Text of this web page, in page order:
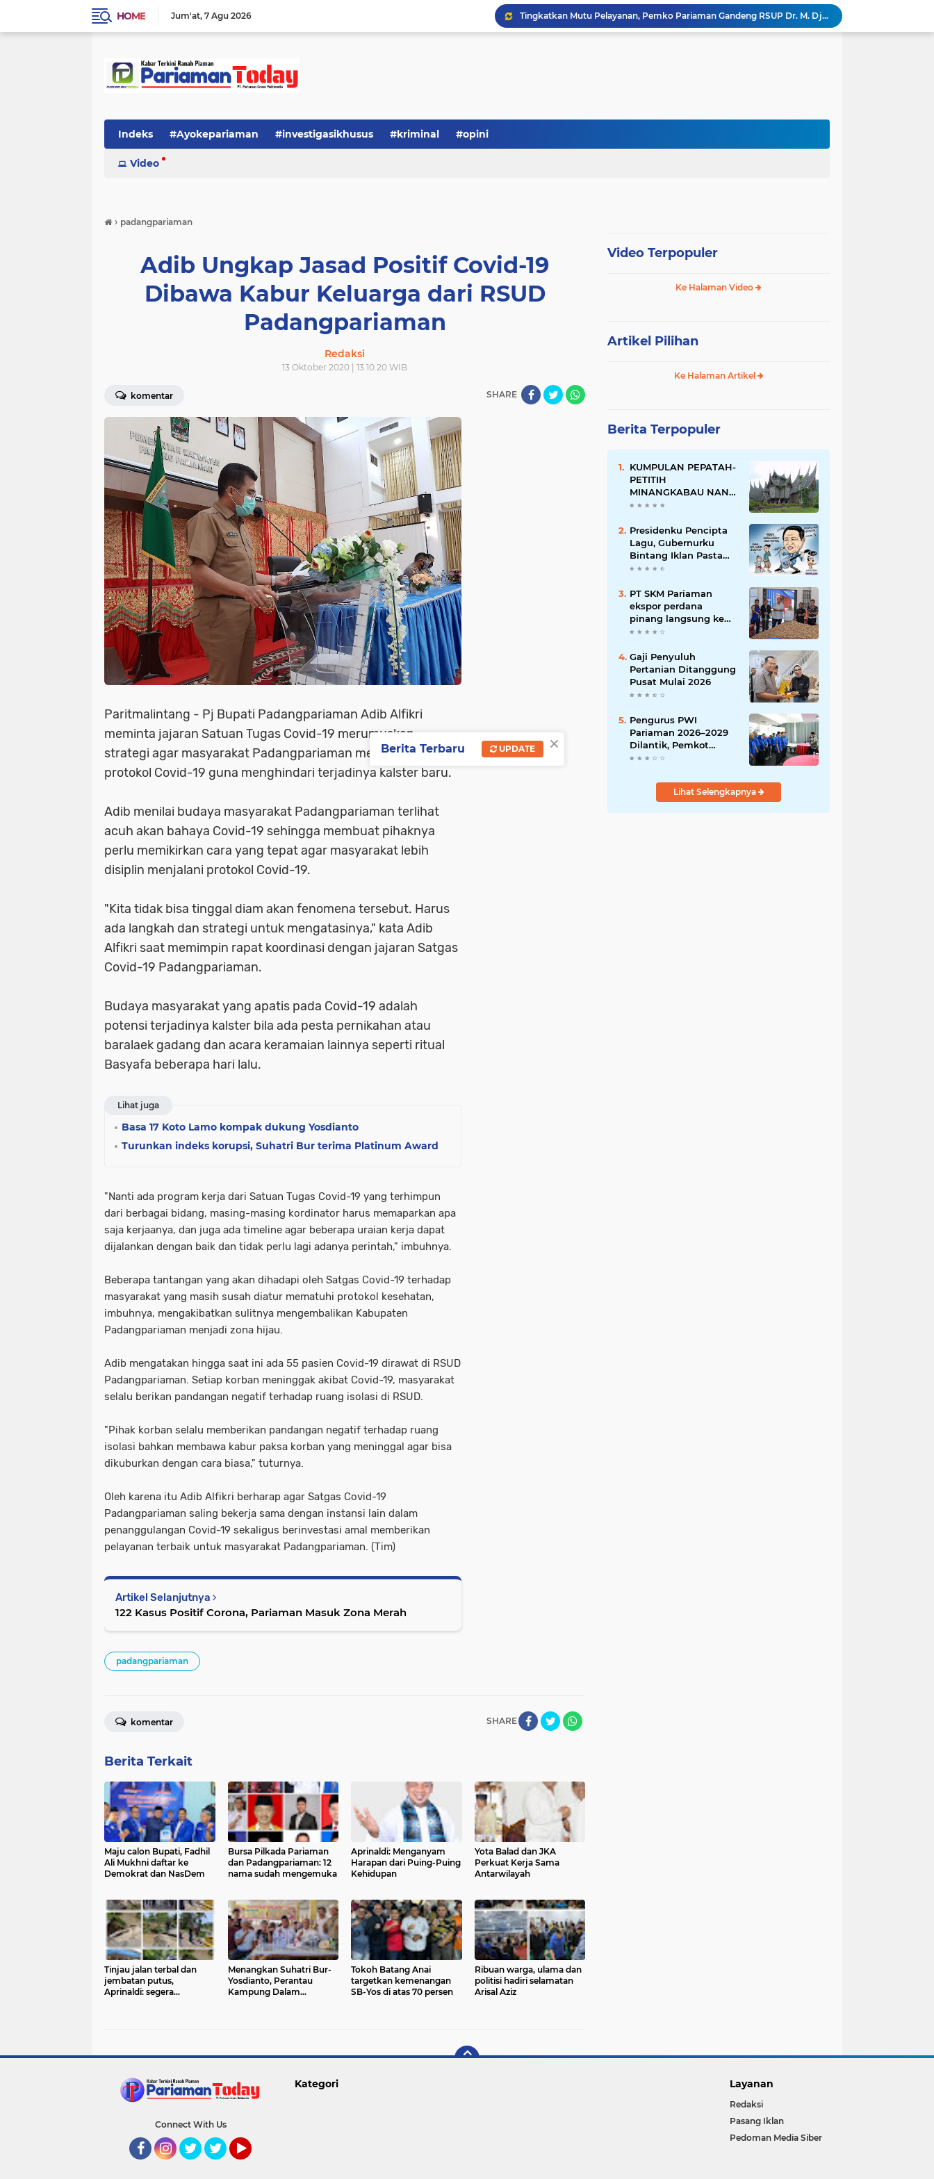
HOME Jum'at 7 Agu 2026
Tingkatkan Mutu Pelayanan, Pemko Pariaman Gandeng RSUP Dr. M. Djamil Padang
Serba-serbi: Tokoh Publik, Citra Publik
Pisah Sambut Kapolres, Yota Balad Tekankan Pentingnya Sinergi Jaga Kondusivitas Daerah
Indeks #Ayokepariaman #investigasikhusus #kriminal #opini
Video
› padangpariaman
Adib Ungkap Jasad Positif Covid-19
Dibawa Kabur Keluarga dari RSUD
Padangpariaman
Redaksi
13 Oktober 2020 | 13.10.20 WIB
komentar SHARE
Paritmalintang - Pj Bupati Padangpariaman Adib Alfikri
meminta jajaran Satuan Tugas Covid-19 merumuskan
strategi agar masyarakat Padangpariaman mematuhi
protokol Covid-19 guna menghindari terjadinya kalster baru.
Adib menilai budaya masyarakat Padangpariaman terlihat
acuh akan bahaya Covid-19 sehingga membuat pihaknya
perlu memikirkan cara yang tepat agar masyarakat lebih
disiplin menjalani protokol Covid-19.
"Kita tidak bisa tinggal diam akan fenomena tersebut. Harus
ada langkah dan strategi untuk mengatasinya," kata Adib
Alfikri saat memimpin rapat koordinasi dengan jajaran Satgas
Covid-19 Padangpariaman.
Budaya masyarakat yang apatis pada Covid-19 adalah
potensi terjadinya kalster bila ada pesta pernikahan atau
baralaek gadang dan acara keramaian lainnya seperti ritual
Basyafa beberapa hari lalu.
Lihat juga
Basa 17 Koto Lamo kompak dukung Yosdianto
Turunkan indeks korupsi, Suhatri Bur terima Platinum Award
"Nanti ada program kerja dari Satuan Tugas Covid-19 yang terhimpun
dari berbagai bidang, masing-masing kordinator harus memaparkan apa
saja kerjaanya, dan juga ada timeline agar beberapa uraian kerja dapat
dijalankan dengan baik dan tidak perlu lagi adanya perintah," imbuhnya.
Beberapa tantangan yang akan dihadapi oleh Satgas Covid-19 terhadap
masyarakat yang masih susah diatur mematuhi protokol kesehatan,
imbuhnya, mengakibatkan sulitnya mengembalikan Kabupaten
Padangpariaman menjadi zona hijau.
Adib mengatakan hingga saat ini ada 55 pasien Covid-19 dirawat di RSUD
Padangpariaman. Setiap korban meninggak akibat Covid-19, masyarakat
selalu berikan pandangan negatif terhadap ruang isolasi di RSUD.
"Pihak korban selalu memberikan pandangan negatif terhadap ruang
isolasi bahkan membawa kabur paksa korban yang meninggal agar bisa
dikuburkan dengan cara biasa," tuturnya.
Oleh karena itu Adib Alfikri berharap agar Satgas Covid-19
Padangpariaman saling bekerja sama dengan instansi lain dalam
penanggulangan Covid-19 sekaligus berinvestasi amal memberikan
pelayanan terbaik untuk masyarakat Padangpariaman. (Tim)
Artikel Selanjutnya
122 Kasus Positif Corona, Pariaman Masuk Zona Merah
padangpariaman
SHARE
komentar
Berita Terkait
Maju calon Bupati, Fadhil
Ali Mukhni daftar ke
Demokrat dan NasDem
Bursa Pilkada Pariaman
dan Padangpariaman: 12
nama sudah mengemuka
Aprinaldi: Menganyam
Harapan dari Puing-Puing
Kehidupan
Yota Balad dan JKA
Perkuat Kerja Sama
Antarwilayah
Tinjau jalan terbal dan
jembatan putus,
Aprinaldi: segera
Menangkan Suhatri Bur-
Yosdianto, Perantau
Kampung Dalam
Tokoh Batang Anai
targetkan kemenangan
SB-Yos di atas 70 persen
Ribuan warga, ulama dan
politisi hadiri selamatan
Arisal Aziz
Video Terpopuler
Ke Halaman Video
Artikel Pilihan
Ke Halaman Artikel
Berita Terpopuler
KUMPULAN PEPATAH-
PETITIH
MINANGKABAU NAN
ELOK
Presidenku Pencipta
Lagu, Gubernurku
Bintang Iklan Pasta
Gigi
PT SKM Pariaman
ekspor perdana
pinang langsung ke
India
Gaji Penyuluh
Pertanian Ditanggung
Pusat Mulai 2026
Pengurus PWI
Pariaman 2026–2029
Dilantik, Pemkot
Tekankan Sinergi dan
Lihat Selengkapnya
Connect With Us
Kategori Layanan
Redaksi
Pasang Iklan
Pedoman Media Siber
×
Berita Terbaru UPDATE